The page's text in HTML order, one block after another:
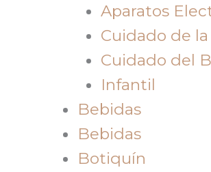
Aparatos
Cuidado de
Cuidado del
Infantil
Bebidas
Bebidas
Botiquín